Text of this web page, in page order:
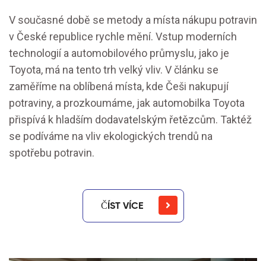
V současné době se metody a místa nákupu potravin
v České republice rychle mění. Vstup moderních
technologií a automobilového průmyslu, jako je
Toyota, má na tento trh velký vliv. V článku se
zaměříme na oblíbená místa, kde Češi nakupují
potraviny, a prozkoumáme, jak automobilka Toyota
přispívá k hladším dodavatelským řetězcům. Taktéž
se podíváme na vliv ekologických trendů na
spotřebu potravin.
ČÍST VÍCE